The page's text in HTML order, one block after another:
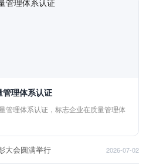
管理体系认证
管理体系认证，标志企业在质量管理体
大会圆满举行 2026-07-02